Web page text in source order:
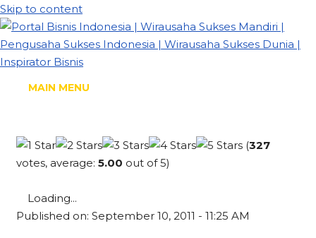
Skip to content
MAIN MENU
(327
votes, average:5.00 out of 5)
Loading...
Published on: September 10, 2011 - 11:25 AM